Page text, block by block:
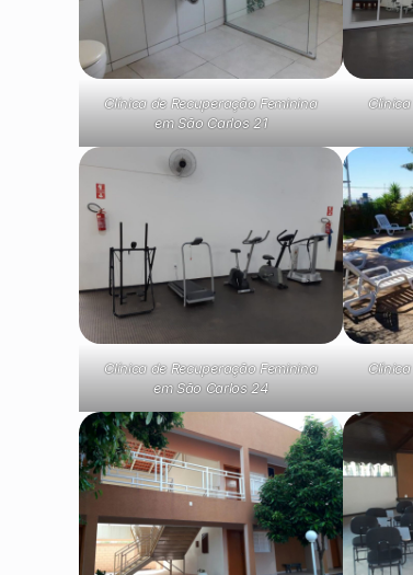
Clínica de Recuperação Feminina
em São Carlos 21
Clínica de Recuperação Feminina
em São Carlos 24